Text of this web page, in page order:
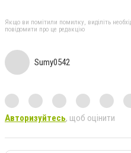
Якщо ви помітили помилку, виділіть
повідомити про це редакцію
Sumy0542
Авторизуйтесь, щоб оцінити